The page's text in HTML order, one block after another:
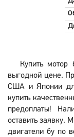
Купить
выгодной цене.
США и Японии
купить
предоплаты!
оставить заявку.
двигатели бу по